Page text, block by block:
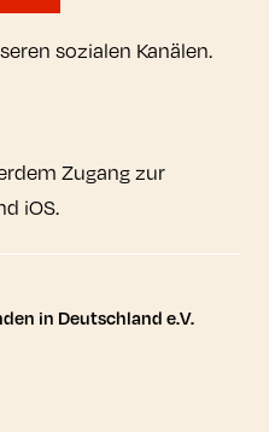
sozialen Kanälen.
Zugang zur
iOS.
Links
in Deutschland e.V.